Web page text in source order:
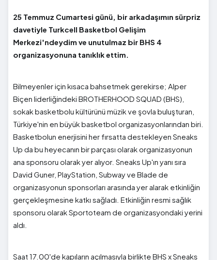
25 Temmuz Cumartesi günü, bir arkadaşımın sürpriz
davetiyle Turkcell Basketbol Gelişim
Merkezi'ndeydim ve unutulmaz bir BHS 4
organizasyonuna tanıklık ettim.
Bilmeyenler için kısaca bahsetmek gerekirse; Alper
Biçen liderliğindeki BROTHERHOOD SQUAD (BHS),
sokak basketbolu kültürünü müzik ve şovla buluşturan,
Türkiye'nin en büyük basketbol organizasyonlarından biri.
Basketbolun enerjisini her fırsatta destekleyen Sneaks
Up da bu heyecanın bir parçası olarak organizasyonun
ana sponsoru olarak yer alıyor. Sneaks Up'ın yanı sıra
David Guner, PlayStation, Subway ve Blade de
organizasyonun sponsorları arasında yer alarak etkinliğin
gerçekleşmesine katkı sağladı. Etkinliğin resmi sağlık
sponsoru olarak Sportoteam de organizasyondaki yerini
aldı.
Saat 17.00'de kapıların açılmasıyla birlikte BHS x Sneaks